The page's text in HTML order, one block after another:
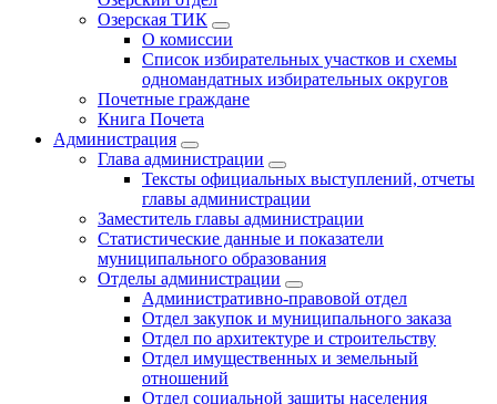
Озерская ТИК
О комиссии
Список избирательных участков и схемы
одномандатных избирательных округов
Почетные граждане
Книга Почета
Администрация
Глава администрации
Тексты официальных выступлений, отчеты
главы администрации
Заместитель главы администрации
Статистические данные и показатели
муниципального образования
Отделы администрации
Административно-правовой отдел
Отдел закупок и муниципального заказа
Отдел по архитектуре и строительству
Отдел имущественных и земельный
отношений
Отдел социальной защиты населения